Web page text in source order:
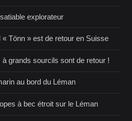
explorateur
« Tönn » est de retour en Suisse
à grands sourcils sont de retour !
au bord du Léman
à bec étroit sur le Léman